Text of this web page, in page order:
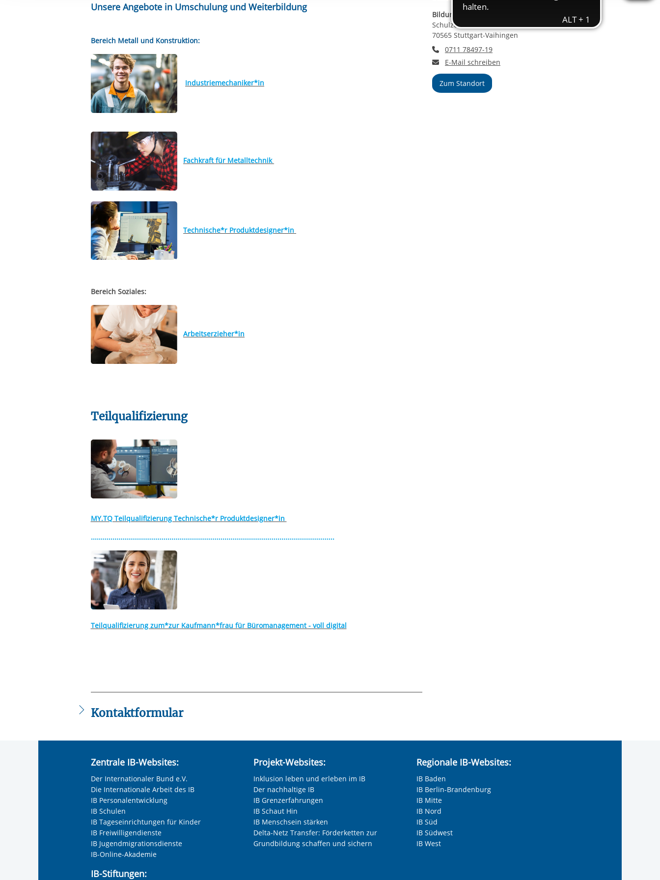
Ihre etwaige Einwilligung erstreckt sich nicht auf notwendige Cookies, die erforderlich zur Bereitstellung
der von Ihnen aufgerufenen und somit gewünschten Website-Funktionen sind. Diese Cookies setzen wir
Unsere Angebote in Umschulung und Weiterbildung
Bereich Metall und Konstruktion:
Industriemechaniker*in
Fachkraft für Metalltechnik
Technische*r Produktdesigner*in
Bereich Soziales:
Arbeitserzieher*in
Teilqualifizierung
MY.TQ Teilqualifizierung Technische*r Produktdesigner*in
............................................................................................................................
Teilqualifizierung zum*zur Kaufmann*frau für Büromanagement - voll digital
Kontaktformular
Keine Angabe
Frau
Herr
Neutrale Anrede
Unternehmen
Nachname, Vorname
Bildungszentrum Stuttgart-Vaihingen
Schulze-Delitzsch-Straße 39
70565 Stuttgart-Vaihingen
Telefonnummer
0711 78497-19
E-Mail an Bildungszentrum Stuttgart-Vaihingen
E-Mail schreiben
Zum Standort
Zentrale IB-Websites:
Der Internationaler Bund e.V.
Die Internationale Arbeit des IB
IB Personalentwicklung
IB Schulen
IB Tageseinrichtungen für Kinder
IB Freiwilligendienste
IB Jugendmigrationsdienste
IB-Online-Akademie
IB-Stiftungen:
Projekt-Websites:
Inklusion leben und erleben im IB
Der nachhaltige IB
IB Grenzerfahrungen
IB Schaut Hin
IB Menschsein stärken
Delta-Netz Transfer: Förderketten zur
Grundbildung schaffen und sichern
Regionale IB-Websites:
IB Baden
IB Berlin-Brandenburg
IB Mitte
IB Nord
IB Süd
IB Südwest
IB West